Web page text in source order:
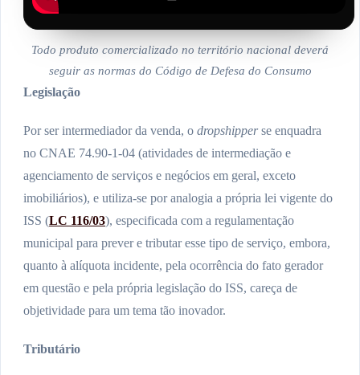
Todo produto comercializado no território nacional deverá
seguir as normas do Código de Defesa do Consumo
Legislação
Por ser intermediador da venda, o dropshipperse enquadra
no CNAE 74.90-1-04 (atividades de intermediação e
agenciamento de serviços e negócios em geral, exceto
imobiliários), e utiliza-se por analogia a própria lei vigente do
ISS (LC 116/03), especificada com a regulamentação
municipal para prever e tributar esse tipo de serviço, embora,
quanto à alíquota incidente, pela ocorrência do fato gerador
em questão e pela própria legislação do ISS, careça de
objetividade para um tema tão inovador.
Tributário